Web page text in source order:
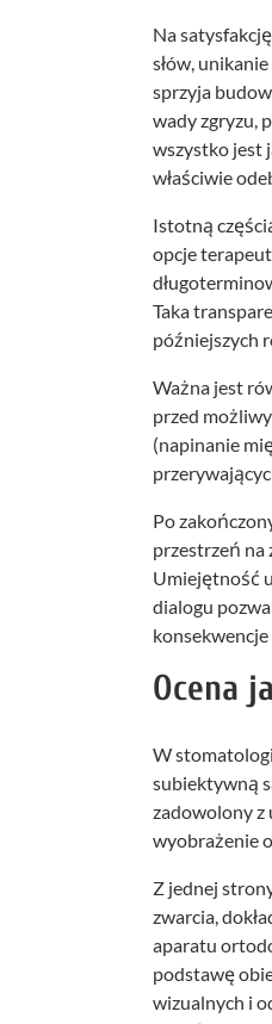
Na
słów,
sprzyja
wady zgryzu,
wszystko jest
właściwie
Istotną
opcje
Taka
późniejszych
Ważna jest
przed
(napinanie
Po
przestrzeń na
Umiejętność
dialogu
Ocena
W
subiektywną
zadowolony z
wyobrażenie
Z jednej
zwarcia,
aparatu
podstawę
wizualnych i